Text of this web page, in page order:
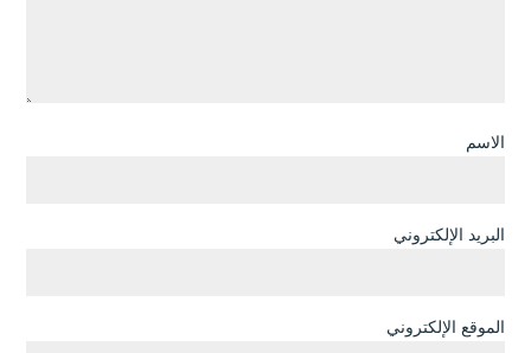
الاسم
البريد الإلكتروني
الموقع الإلكتروني